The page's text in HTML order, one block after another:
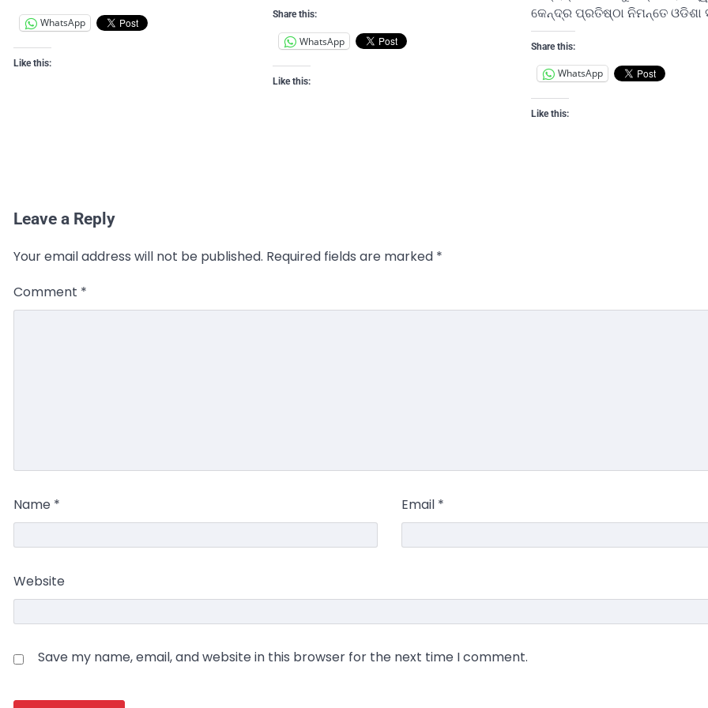
WhatsApp
Like this:
Share this:
WhatsApp
Like this:
କେନ୍ଦ୍ର ପ୍ରତିଷ୍ଠା ନିମନ୍ତେ ଓଡିଶା
Share this:
WhatsApp
Like this:
Leave a Reply
Your email address will not be published. Required fields are marked *
Comment *
Name * Email *
Website
Save my name, email, and website in this browser for the next time I comment.